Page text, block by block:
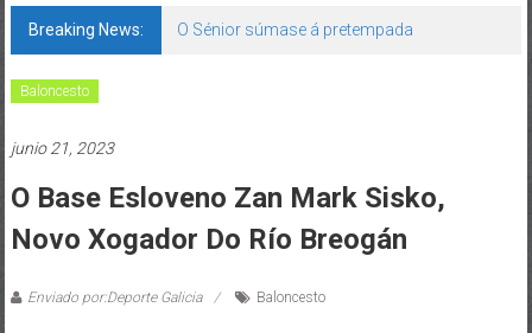
Breaking News: O Sénior súmase á pretempada
Baloncesto
junio 21, 2023
O Base Esloveno Zan Mark Sisko,
Novo Xogador Do Río Breogán
Enviado por:Deporte Galicia Baloncesto